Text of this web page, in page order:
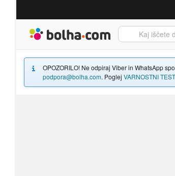
OPOZORILO! Ne odpiraj Viber in WhatsApp
podpora@bolha.com. Poglej VARNOSTNI TEST